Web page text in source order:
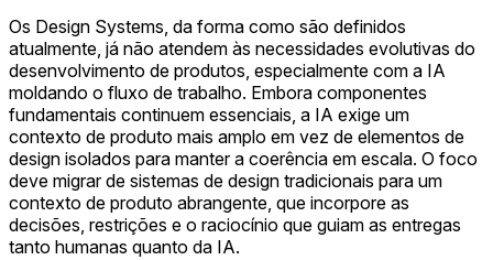
Os Design Systems, da forma como são definidos
atualmente, já não atendem às necessidades evolutivas do
desenvolvimento de produtos, especialmente com a IA
moldando o fluxo de trabalho. Embora componentes
fundamentais continuem essenciais, a IA exige um
contexto de produto mais amplo em vez de elementos de
design isolados para manter a coerência em escala. O foco
deve migrar de sistemas de design tradicionais para um
contexto de produto abrangente, que incorpore as
decisões, restrições e o raciocínio que guiam as entregas
tanto humanas quanto da IA.